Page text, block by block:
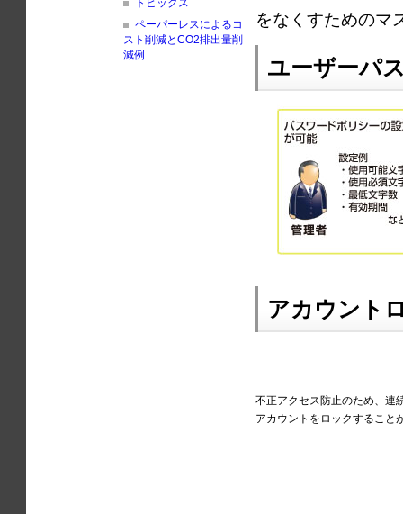
をなくすためのマ
ユーザーパ
アカウント
不正アクセス防止のため、連
アカウントをロックすること
トピックス
ペーパーレスによるコ
スト削減とCO2排出量削
減例